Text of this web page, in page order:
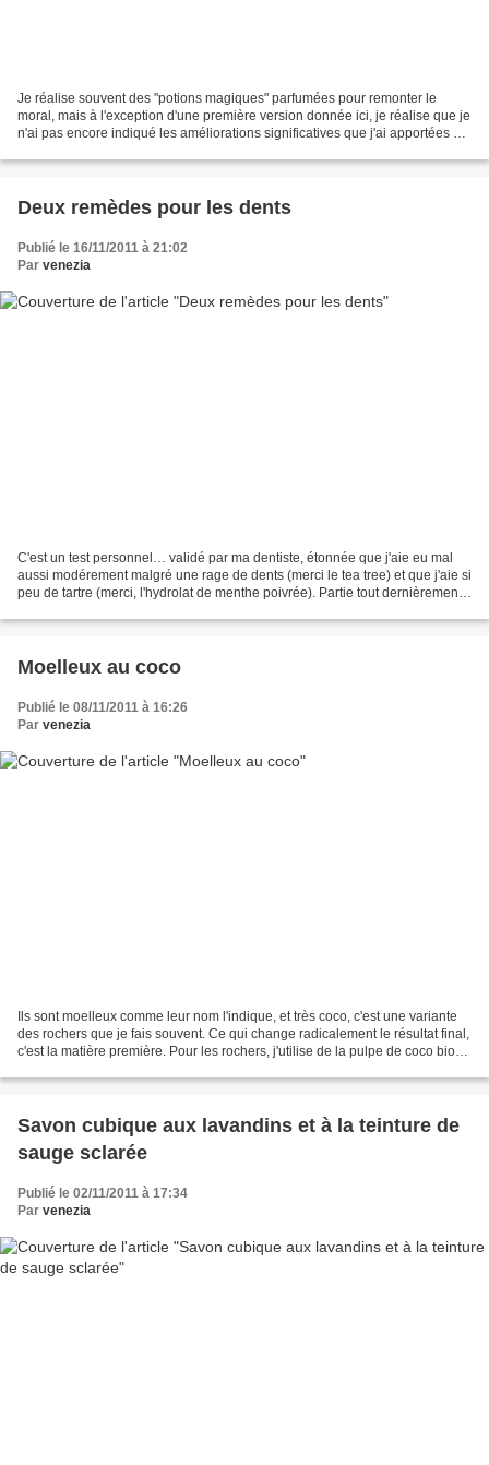
Je réalise souvent des "potions magiques" parfumées pour remonter le
moral, mais à l'exception d'une première version donnée ici, je réalise que je
n'ai pas encore indiqué les améliorations significatives que j'ai apportées à
Deux remèdes pour les dents
Publié le 16/11/2011 à 21:02
Par venezia
C'est un test personnel… validé par ma dentiste, étonnée que j'aie eu mal
aussi modérement malgré une rage de dents (merci le tea tree) et que j'aie si
peu de tartre (merci, l'hydrolat de menthe poivrée). Partie tout dernièrement
Moelleux au coco
Publié le 08/11/2011 à 16:26
Par venezia
Ils sont moelleux comme leur nom l'indique, et très coco, c'est une variante
des rochers que je fais souvent. Ce qui change radicalement le résultat final,
c'est la matière première. Pour les rochers, j'utilise de la pulpe de coco bio
Savon cubique aux lavandins et à la teinture de
sauge sclarée
Publié le 02/11/2011 à 17:34
Par venezia